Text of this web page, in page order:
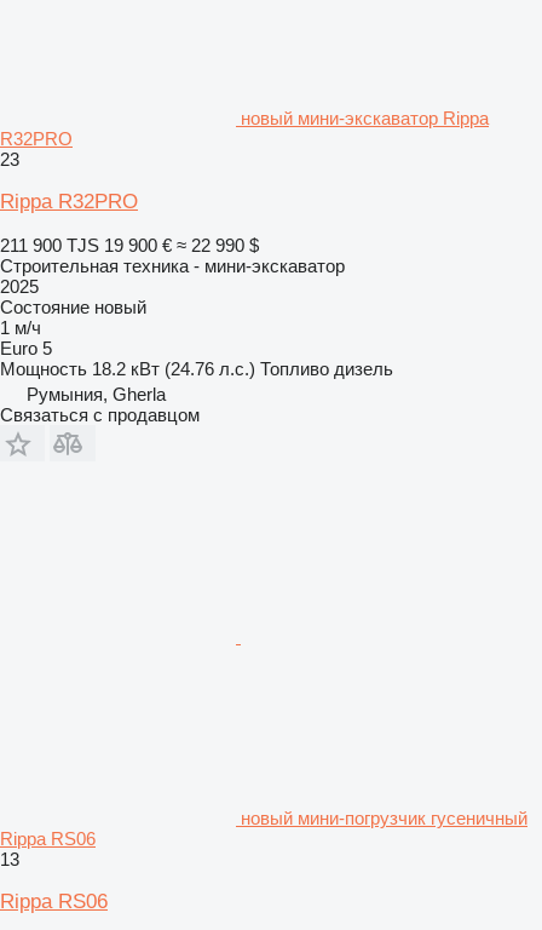
новый мини-экскаватор Rippa
R32PRO
23
Rippa R32PRO
211 900 TJS 19 900 € ≈ 22 990 $
Строительная техника - мини-экскаватор
2025
Состояние новый
1 м/ч
Euro 5
Мощность 18.2 кВт (24.76 л.с.) Топливо дизель
Румыния, Gherla
Связаться с продавцом
новый мини-погрузчик гусеничный
Rippa RS06
13
Rippa RS06